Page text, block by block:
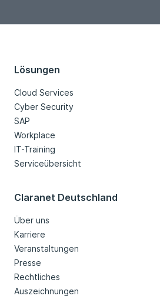
Lösungen
Cloud Services
Cyber Security
SAP
Workplace
IT-Training
Serviceübersicht
Claranet Deutschland
Über uns
Karriere
Veranstaltungen
Presse
Rechtliches
Auszeichnungen